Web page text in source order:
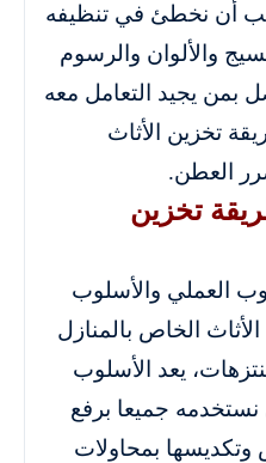
أن نخطئ في تنظيفه
والألوان والرسوم
بمن يجيد التعامل معه
تخزين الأثاث
العطن.
تخزين
العملي والأسلوب
الخاص بالمنازل
يعد الأسلوب
نستخدمه جميعا برفع
وتكديسها بمحاولات